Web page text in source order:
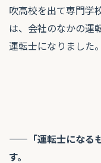
吹高校を出て専門学
は、会社のなかの運
運転士になりました。
——「運転士になる
す。